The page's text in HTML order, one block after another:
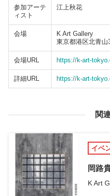
参加アーテ
ィスト
江上秋花
会場
K Art Gallery
東京都港区北青山
会場URL https://k-art-
詳細URL https://k-art-
関
イベ
岡路
K Art